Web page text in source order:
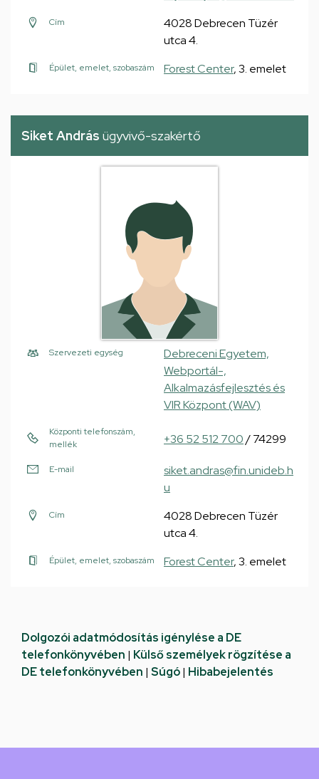
Cím
4028 Debrecen Tüzér
utca 4.
Épület, emelet, szobaszám Forest Center, 3. emelet
Siket András ügyvivő-szakértő
Szervezeti egység
Debreceni Egyetem,
Webportál-,
Alkalmazásfejlesztés és
VIR Központ (WAV)
Központi telefonszám,
mellék
+36 52 512 700/ 74299
E-mail
siket.andras@fin.unideb.h
u
Cím
4028 Debrecen Tüzér
utca 4.
Épület, emelet, szobaszám Forest Center, 3. emelet
Dolgozói adatmódosítás igénylése a DE
telefonkönyvében | Külső személyek rögzítése a
DE telefonkönyvében | Súgó| Hibabejelentés